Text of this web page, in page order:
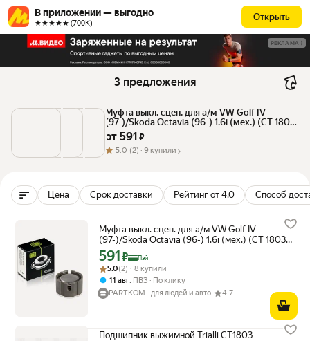
В приложении — выгодно
★★★★★ (700К)
Открыть
РЕКЛАМА
3 предложения
Муфта выкл. сцеп. для а/м VW Golf IV
(97-)/Skoda Octavia (96-) 1.6i (мех.) (CT 1803)
CT1803, TRIALLI CT1803
от 591 ₽
5.0 (2) · 9 купили
Цена Срок доставки Рейтинг от 4.0 Способ
Муфта выкл. сцеп. для а/м VW Golf IV
(97-)/Skoda Octavia (96-) 1.6i (мех.) (CT 1803)
CT1803, TRIALLI CT1803
Цена с картой Яндекс Пэй 591 ₽ вместо
591₽ Пэй
Рейтинг товара: 5.0 из 5
Оценок: (2) · 8 купили
5.0(2) · 8 купили
11 авг, ПВЗ
По клику
PARTKOM - для людей и авто
4.7
Подшипник выжимной Trialli CT1803